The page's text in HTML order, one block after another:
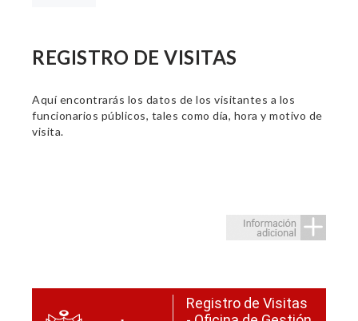
REGISTRO DE VISITAS
Aquí encontrarás los datos de los visitantes a los
funcionarios públicos, tales como día, hora y motivo de
visita.